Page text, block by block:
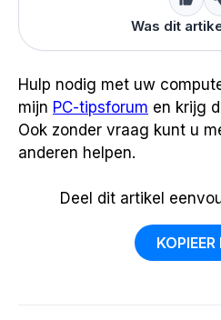
Was dit
Hulp nodig met uw
mijn PC-tipsforum en krijg
Ook zonder vraag kunt u
anderen helpen.
Deel dit artikel